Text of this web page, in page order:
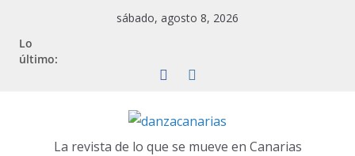
contenido
sábado, agosto 8, 2026
Lo
último:
La revista de lo que se mueve en Canarias